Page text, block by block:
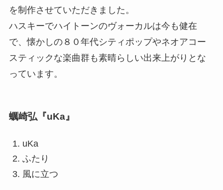
を制作させていただきました。
ハスキーでハイトーンのヴォーカルは今も健在
で、懐かしの８０年代シティポップやネオアコー
スティックな楽曲群も素晴らしい出来上がりとな
っています。
蠣崎弘『uKa』
uKa
ふたり
風に立つ